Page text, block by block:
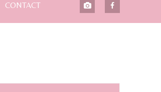
CONTACT